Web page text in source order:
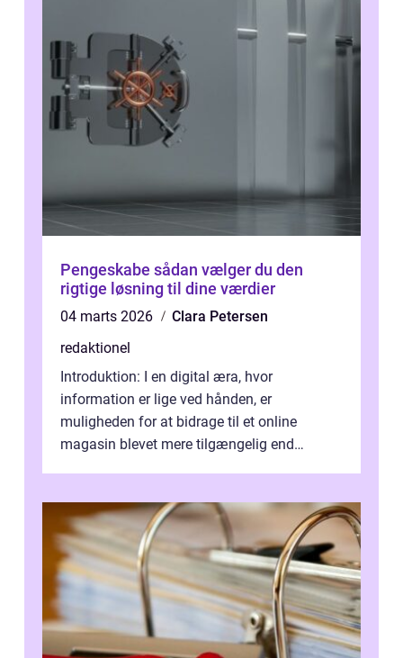
Pengeskabe sådan vælger du den
rigtige løsning til dine værdier
04 marts 2026
Clara Petersen
redaktionel
Introduktion: I en digital æra, hvor
information er lige ved hånden, er
muligheden for at bidrage til et online
magasin blevet mere tilgængelig end